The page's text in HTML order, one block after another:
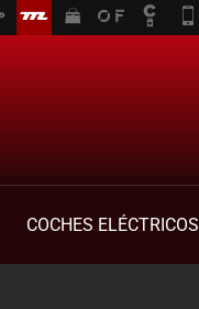
COCHES ELÉCTRICOS